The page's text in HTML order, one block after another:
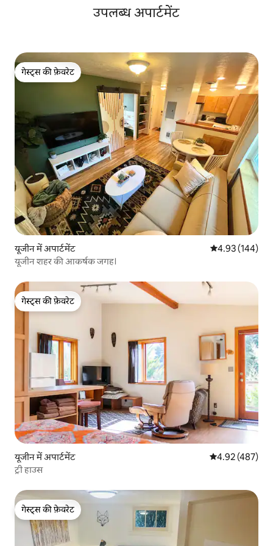
उपलब्ध अपार्टमेंट
गेस्ट्स की फ़ेवरेट
गेस्ट्स की फ़ेवरेट
यूजीन में अपार्टमेंट औसत रेटिंग 5 में से
4.93 (144)
यूजीन शहर की आकर्षक जगह।
गेस्ट्स की फ़ेवरेट
गेस्ट्स की फ़ेवरेट
यूजीन में अपार्टमेंट औसत रेटिंग 5 में से
4.92 (487)
ट्री हाउस
गेस्ट्स की फ़ेवरेट
गेस्ट्स की फ़ेवरेट